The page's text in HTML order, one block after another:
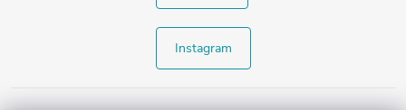
Instagram